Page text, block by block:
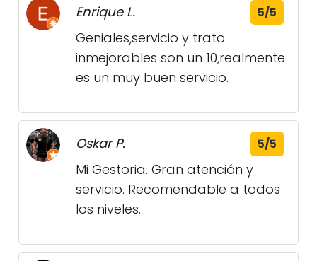
Enrique L. 5/5
Geniales,servicio y trato
inmejorables son un 10,realmente
es un muy buen servicio.
Oskar P. 5/5
Mi Gestoria. Gran atención y
servicio. Recomendable a todos
los niveles.